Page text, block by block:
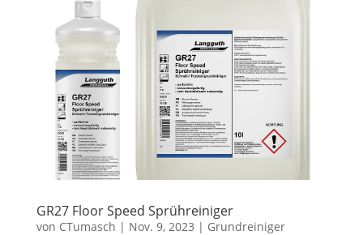
GR27 Floor Speed Sprühreiniger
von CTumasch | Nov. 9, 2023 | Grundreiniger